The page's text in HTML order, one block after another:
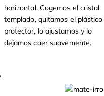
horizontal. Cogemos el cristal
templado, quitamos el plástico
protector, lo ajustamos y lo
dejamos caer suavemente.